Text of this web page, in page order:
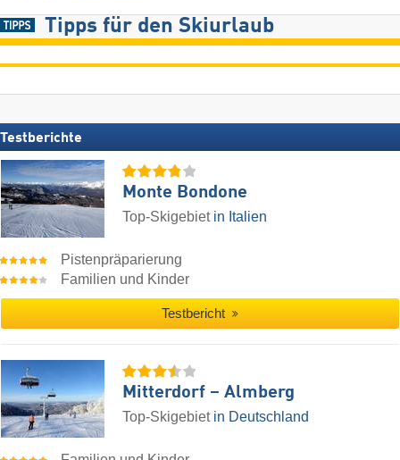
Tipps für den Skiurlaub
Testberichte
Monte Bondone
Top-Skigebiet in Italien
Pistenpräparierung
Familien und Kinder
Testbericht
Mitterdorf – Almberg
Top-Skigebiet in Deutschland